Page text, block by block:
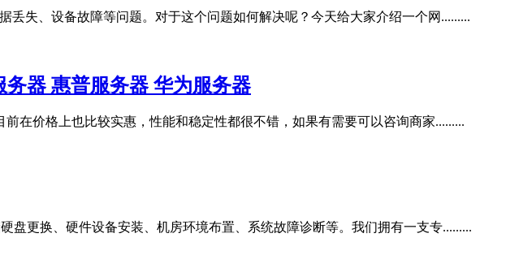
失、设备故障等问题。对于这个问题如何解决呢？今天给大家介绍一个网.........
器 惠普服务器 华为服务器
在价格上也比较实惠，性能和稳定性都很不错，如果有需要可以咨询商家.........
更换、硬件设备安装、机房环境布置、系统故障诊断等。我们拥有一支专.........